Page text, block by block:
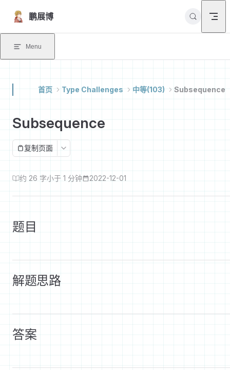
Skip to content
鹏展博
Menu
首页 Type Challenges 中等(103) Subsequence
Subsequence
复制页面
约 26 字小于 1 分钟 2022-12-01
题目
解题思路
答案